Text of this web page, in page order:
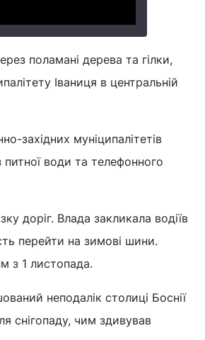
поламані дерева та гілки,
Іваниця в центральній
західних муніципалітетів
води та телефонного
доріг. Влада закликала водіїв
перейти на зимові шини.
з 1 листопада.
неподалік столиці Боснії
снігопаду, чим здивував